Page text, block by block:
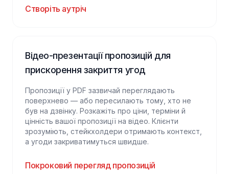
Створіть аутріч
Відео-презентації пропозицій для
прискорення закриття угод
Пропозиції у PDF зазвичай переглядають
поверхнево — або пересилають тому, хто не
був на дзвінку. Розкажіть про ціни, терміни й
цінність вашої пропозиції на відео. Клієнти
зрозуміють, стейкхолдери отримають контекст,
а угоди закриватимуться швидше.
Покроковий перегляд пропозицій